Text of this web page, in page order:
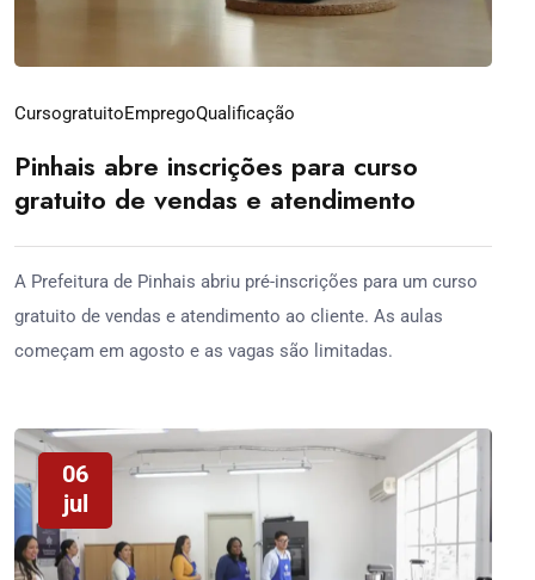
CursogratuitoEmpregoQualificação
Pinhais abre inscrições para curso
gratuito de vendas e atendimento
A Prefeitura de Pinhais abriu pré-inscrições para um curso
gratuito de vendas e atendimento ao cliente. As aulas
começam em agosto e as vagas são limitadas.
06
jul